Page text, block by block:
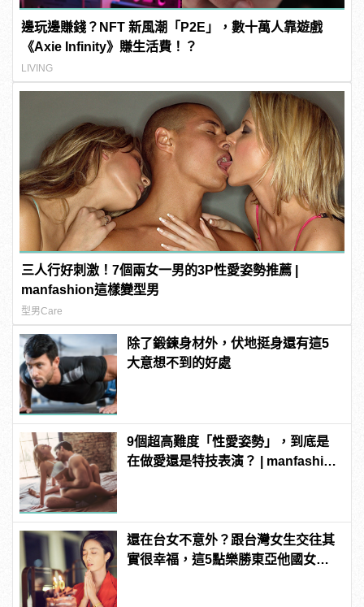
邊玩邊賺錢？NFT 新風潮「P2E」，數十萬人靠遊戲
《Axie Infinity》賺生活費！？
LIVING
三人行好刺激！7個兩女一男的3P性愛姿勢推薦 |
manfashion這樣變型男
型男Care
除了鍛鍊身材外，伏地挺身還有這5
大意想不到的好處
9個超高難度「性愛姿勢」，到底是
在做愛還是特技表演？ | manfashion
還在台女不意外？跟台灣女生交往其
實很幸福，這5點樂勝東亞他國女